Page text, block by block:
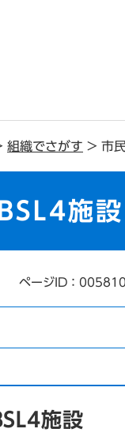
組織でさがす > 市
施設
ページID：
施設